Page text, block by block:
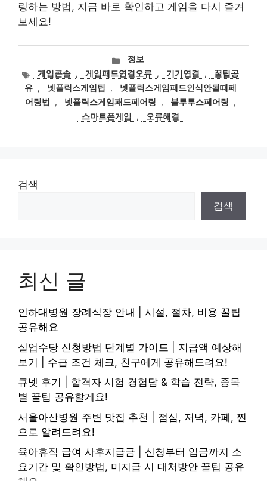
링하는 방법, 지금 바로 확인하고 게임을 다시 즐겨
보세요!
카
테
고
리
정보
태게임콘솔 , 게임패드연결오류 , 기기연결 ,
꿀팁공
유 , 넷플릭스게임팁 ,
넷플릭스게임패드인식안될때페
어링법
, 넷플릭스게임패드페어링 , 블루투스페어링
,
스마트폰게임
, 오류해결
검색
검색
최신 글
인하대병원 장례식장 안내 | 시설, 절차, 비용 꿀팁
공유해요
실업수당 신청방법 단계별 가이드 | 지급액 예상해
보기 | 수급 조건 체크, 친구에게 공유해드려요!
큐넷 후기 | 합격자 시험 경험담 & 학습 전략, 종목
별 꿀팁 공유할게요!
서울아산병원 주변 맛집 추천 | 점심, 저녁, 카페, 찐
으로 알려드려요!
육아휴직 급여 사후지급금 | 신청부터 입금까지 소
요기간 및 확인방법, 미지급 시 대처방안 꿀팁 공유